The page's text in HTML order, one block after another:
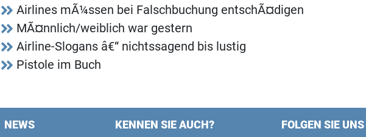
Airlines mÃ¼ssen bei Falschbuchung entschÃ¤digen
MÃ¤nnlich/weiblich war gestern
Airline-Slogans â€“ nichtssagend bis lustig
Pistole im Buch
NEWS KENNEN SIE AUCH? FOLGEN SIE UNS